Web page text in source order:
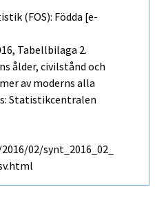
(FOS): Födda [e-
Tabellbilaga 2.
ålder, civilstånd och
av moderns alla
Statistikcentralen
02/synt_2016_02_